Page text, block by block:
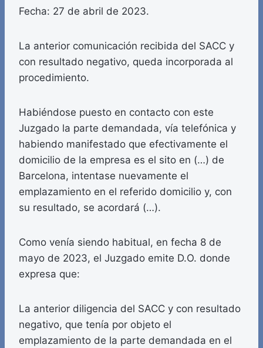
Fecha: 27 de abril de 2023.
La anterior comunicación recibida del SACC y
con resultado negativo, queda incorporada al
procedimiento.
Habiéndose puesto en contacto con este
Juzgado la parte demandada, vía telefónica y
habiendo manifestado que efectivamente el
domicilio de la empresa es el sito en (…) de
Barcelona, intentase nuevamente el
emplazamiento en el referido domicilio y, con
su resultado, se acordará (…).
Como venía siendo habitual, en fecha 8 de
mayo de 2023, el Juzgado emite D.O. donde
expresa que:
La anterior diligencia del SACC y con resultado
negativo, que tenía por objeto el
emplazamiento de la parte demandada en el